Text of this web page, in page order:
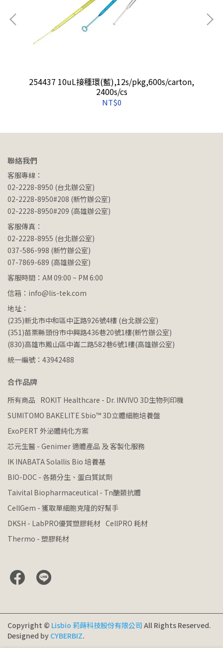
254437 10uL接種環(藍),12s/pkg,600s/carton,
2400s/cs
NT$0
聯絡我們
客服專線：
02-2228-8950 (台北辦公室)
02-2228-8950#208 (新竹辦公室)
02-2228-8950#209 (高雄辦公室)
客服傳真：
02-2228-8955 (台北辦公室)
037-586-998 (新竹辦公室)
07-7869-689 (高雄辦公室)
客服時間：AM 09:00 ~ PM 6:00
信箱：info@lis-tek.com
地址：
(235)新北市中和區中正路926號4樓 (台北辦公室)
(351)苗栗縣頭份市中興路436巷20號1樓(新竹辦公室)
(830)高雄市鳳山區中崙二路582巷6號1樓(高雄辦公室)
統一編號：43942488
合作品牌
所有商品 ROKIT Healthcare - Dr. INVIVO 3D生物列印機
SUMITOMO BAKELITE Sbio™ 3D立體細胞培養盤
ExoPERT 外泌體純化方案
芯元生醫 - Genimer 適體產品 及 客製化服務
IK INABATA Solallis Bio 培養基
BIO-DOC - 各類分生、蛋白質試劑
Taivital Biopharmaceutical - Tn醣類抗體
CellGem - 獲取單細胞克隆的好幫手
DKSH - LabPRO優質塑膠耗材 CellPRO 耗材
Thermo - 塑膠耗材
Copyright © Lisbio 莉蒔科技股份有限公司 All Rights Reserved.
Designed by CYBERBIZ.